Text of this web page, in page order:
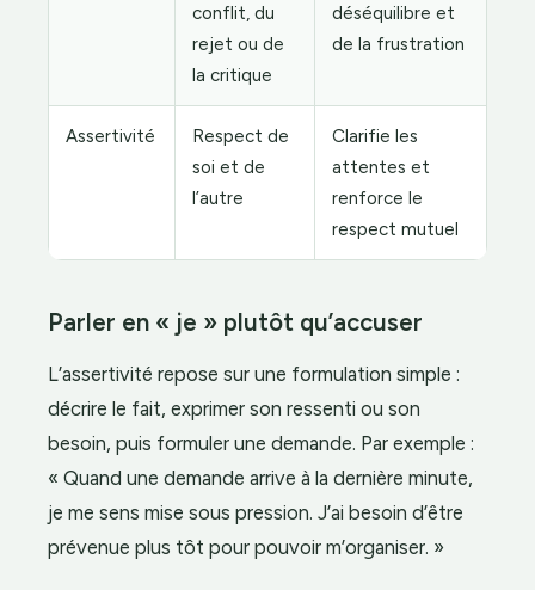
conflit, du
rejet ou de
la critique
déséquilibre et
de la frustration
Assertivité
Respect de
soi et de
l’autre
Clarifie les
attentes et
renforce le
respect mutuel
Parler en « je » plutôt qu’accuser
L’assertivité repose sur une formulation simple :
décrire le fait, exprimer son ressenti ou son
besoin, puis formuler une demande. Par exemple :
« Quand une demande arrive à la dernière minute,
je me sens mise sous pression. J’ai besoin d’être
prévenue plus tôt pour pouvoir m’organiser. »